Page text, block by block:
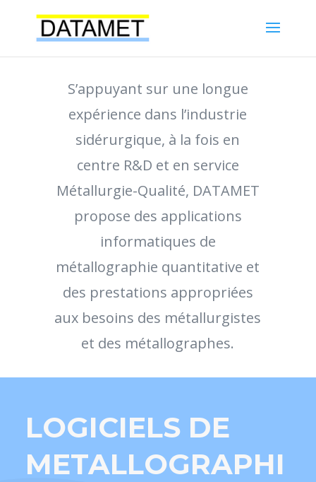
S’appuyant sur une longue
expérience dans l’industrie
sidérurgique, à la fois en
centre R&D et en service
Métallurgie-Qualité, DATAMET
propose des applications
informatiques de
métallographie quantitative et
des prestations appropriées
aux besoins des métallurgistes
et des métallographes.
LOGICIELS DE
METALLOGRAPHI